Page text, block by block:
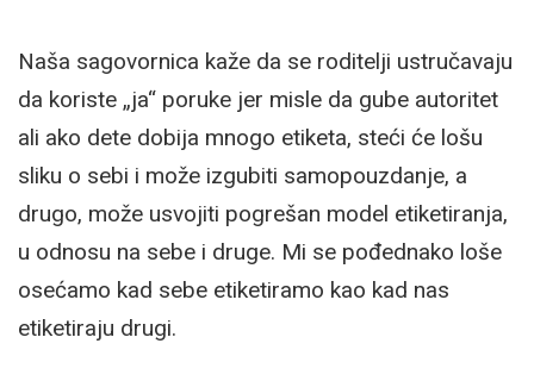
Naša sagovornica kaže da se roditelji ustručavaju
da koriste „ja“ poruke jer misle da gube autoritet
ali ako dete dobija mnogo etiketa, steći će lošu
sliku o sebi i može izgubiti samopouzdanje, a
drugo, može usvojiti pogrešan model etiketiranja,
u odnosu na sebe i druge. Mi se pođednako loše
osećamo kad sebe etiketiramo kao kad nas
etiketiraju drugi.